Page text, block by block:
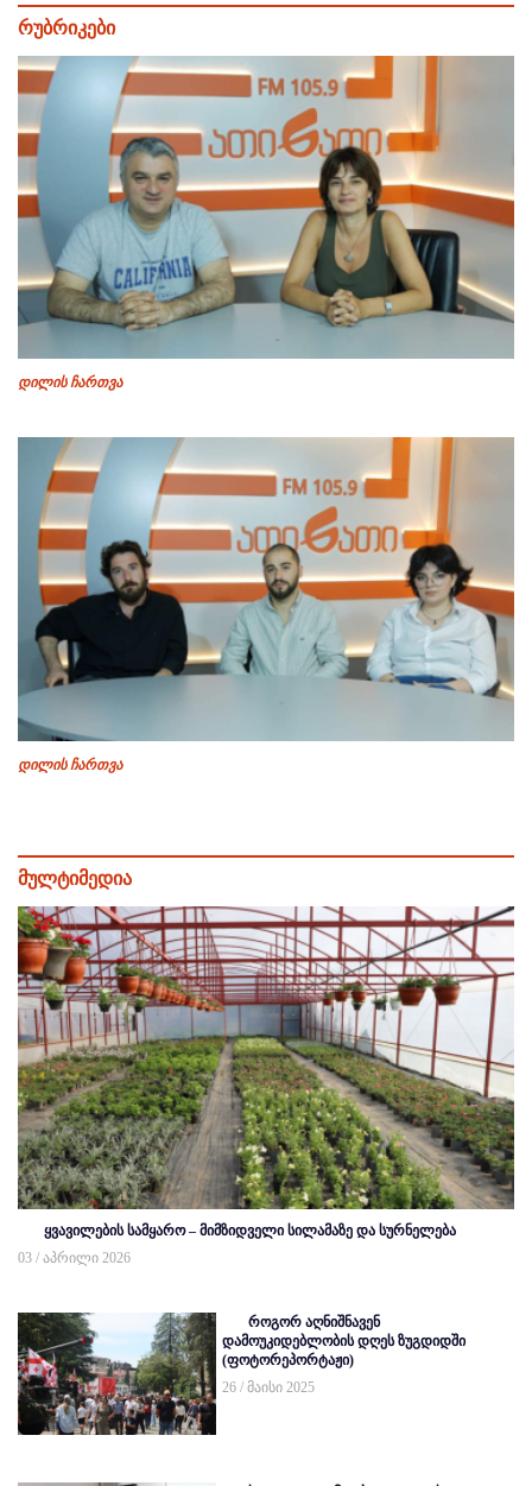
რუბრიკები
დილის ჩართვა
დილის ჩართვა
მულტიმედია
ყვავილების სამყარო – მიმზიდველი სილამაზე და სურნელება
03 / აპრილი 2026
როგორ აღნიშნავენ
დამოუკიდებლობის დღეს ზუგდიდში
(ფოტორეპორტაჟი)
26 / მაისი 2025